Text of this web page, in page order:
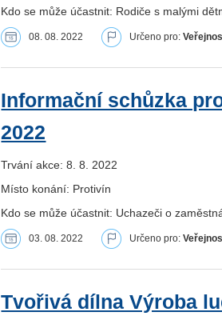
Kdo se může účastnit: Rodiče s malými
08. 08. 2022 Určeno pro:
Informační schůzka
2022
Trvání akce: 8. 8. 2022
Místo konání: Protivín
Kdo se může účastnit: Uchazeči o
03. 08. 2022 Určeno pro:
Tvořivá dílna Výroba